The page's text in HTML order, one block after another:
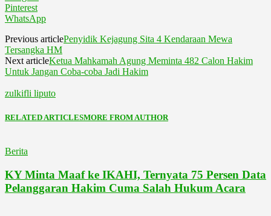
Pinterest
WhatsApp
Previous articlePenyidik Kejagung Sita 4 Kendaraan Mewa
Tersangka HM
Next articleKetua Mahkamah Agung Meminta 482 Calon Hakim
Untuk Jangan Coba-coba Jadi Hakim
zulkifli liputo
RELATED ARTICLESMORE FROM AUTHOR
Berita
KY Minta Maaf ke IKAHI, Ternyata 75 Persen Data
Pelanggaran Hakim Cuma Salah Hukum Acara